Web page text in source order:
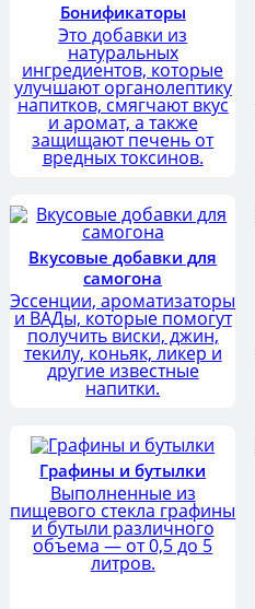
Бонификаторы
Это добавки из
натуральных
ингредиентов, которые
улучшают органолептику
напитков, смягчают вкус
и аромат, а также
защищают печень от
вредных токсинов.
Вкусовые добавки для
самогона
Эссенции, ароматизаторы
и ВАДы, которые помогут
получить виски, джин,
текилу, коньяк, ликер и
другие известные
напитки.
Графины и бутылки
Выполненные из
пищевого стекла графины
и бутыли различного
объема — от 0,5 до 5
литров.